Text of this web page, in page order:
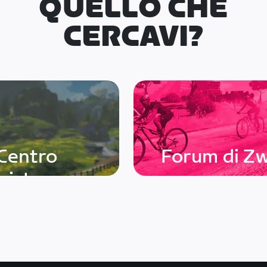
QUELLO CHE
CERCAVI?
Forum di